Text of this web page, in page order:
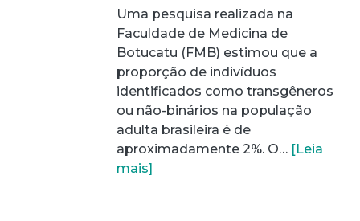
Uma pesquisa realizada na
Faculdade de Medicina de
Botucatu (FMB) estimou que a
proporção de indivíduos
identificados como transgêneros
ou não-binários na população
adulta brasileira é de
aproximadamente 2%. O… [Leia
mais]